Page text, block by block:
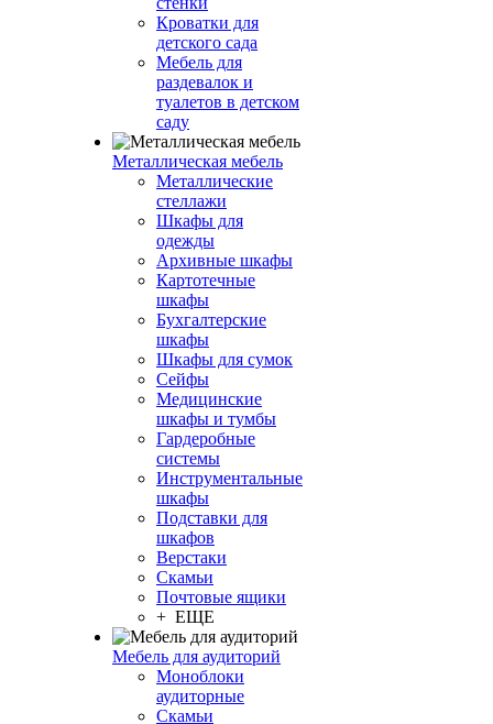
Кроватки для
детского сада
Мебель для
раздевалок и
туалетов в детском
саду
Металлическая мебель
Металлические
стеллажи
Шкафы для
одежды
Архивные шкафы
Картотечные
шкафы
Бухгалтерские
шкафы
Шкафы для сумок
Сейфы
Медицинские
шкафы и тумбы
Гардеробные
системы
Инструментальные
шкафы
Подставки для
шкафов
Верстаки
Скамьи
Почтовые ящики
+ ЕЩЕ
Мебель для аудиторий
Моноблоки
аудиторные
Скамьи